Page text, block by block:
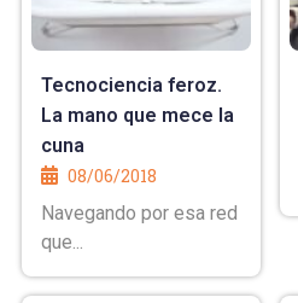
Tecnociencia feroz.
La mano que mece la
cuna
08/06/2018
Navegando por esa red
que...